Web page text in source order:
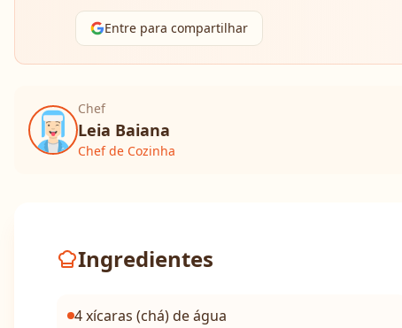
Entre para compartilhar
Chef
Leia Baiana
Chef de Cozinha
Ingredientes
4 xícaras (chá) de água